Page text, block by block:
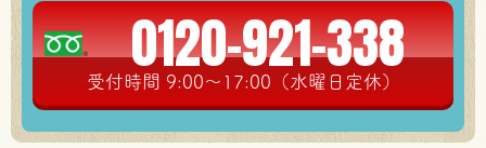
0120-921-338
受付時間 9:00～17:00（水曜日定休）